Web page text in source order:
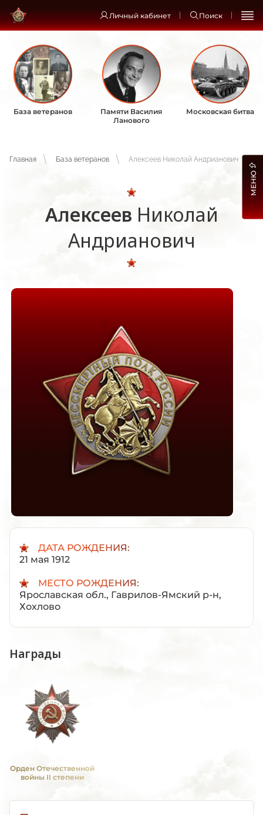
Личный кабинет Поиск
База ветеранов
Памяти Василия
Ланового
Московская битва
Главная База ветеранов Алексеев Николай Андрианович
Алексеев Николай
Андрианович
ДАТА РОЖДЕНИЯ:
21 мая 1912
МЕСТО РОЖДЕНИЯ:
Ярославская обл., Гаврилов-Ямский р-н,
Хохлово
Награды
Орден Отечественной
войны II степени
МЕНЮ